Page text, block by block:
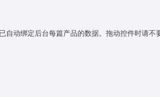
自动绑定后台每篇产品的数据。拖动控件时请